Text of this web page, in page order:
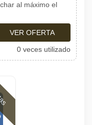
al máximo el
VER OFERTA
0 veces utilizado